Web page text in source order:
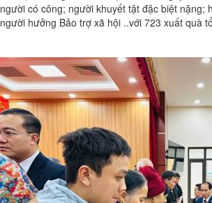
Dự chương trình trao quà có đ/c Nguyễn
người có công; người khuyết tật đặc biệt nặng;
người hưởng Bảo trợ xã hội ..với 723 xuất quà